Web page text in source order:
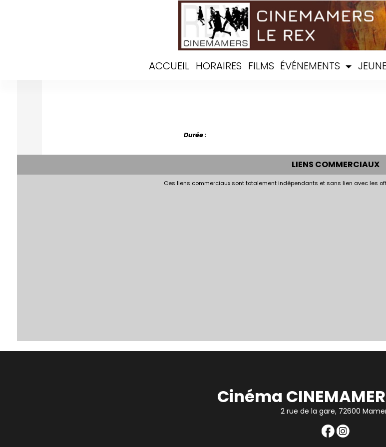
ACCUEIL HORAIRES FILMS ÉVÉNEMENTS
Durée :
LIENS COMMERCIAUX
Ces liens commerciaux sont totalement indépendants et sans lien avec les
Cinéma
2 rue de la gare, 72600